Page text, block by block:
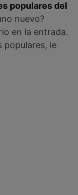
populares del
nuevo?
en la entrada.
populares, le